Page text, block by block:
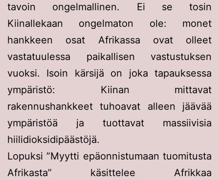
tavoin ongelmallinen. Ei se tosin
Kiinallekaan ongelmaton ole: monet
hankkeen osat Afrikassa ovat olleet
vastatuulessa paikallisen vastustuksen
vuoksi. Isoin kärsijä on joka tapauksessa
ympäristö: Kiinan mittavat
rakennushankkeet tuhoavat alleen jäävää
ympäristöä ja tuottavat massiivisia
hiilidioksidipäästöjä.
Lopuksi ”Myytti epäonnistumaan tuomitusta
Afrikasta” käsittelee Afrikkaa